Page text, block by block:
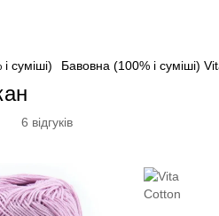
суміші) Бавовна (100% і суміші)
6 відгуків